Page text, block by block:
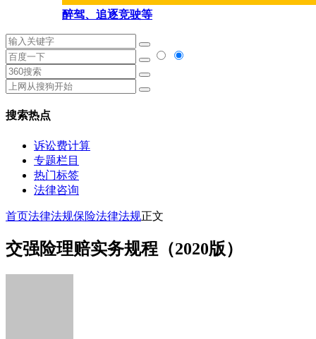
醉驾、追逐竞驶等
搜索热点
诉讼费计算
专题栏目
热门标签
法律咨询
首页法律法规保险法律法规正文
交强险理赔实务规程（2020版）